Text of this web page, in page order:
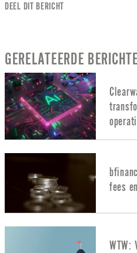
DEEL DIT BERICHT
GERELATEERDE
fees
WTW: